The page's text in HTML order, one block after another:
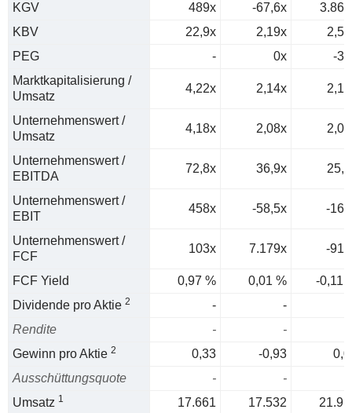
KGV 489x -67,6x
KBV
22,9x 2,19x
PEG
- 0x
-
Marktkapitalisierung /
Umsatz
4,22x 2,14x
Unternehmenswert /
Umsatz
4,18x 2,08x
Unternehmenswert /
EBITDA
72,8x 36,9x
Unternehmenswert /
EBIT
458x -58,5x -
Unternehmenswert /
FCF
103x 7.179x -
FCF Yield 0,97 % 0,01 %
-0,11
Dividende pro Aktie 2 -
-
Rendite
-
-
Gewinn pro Aktie 2 0,33 -0,93
Ausschüttungsquote
-
-
Umsatz 1 17.661 17.532